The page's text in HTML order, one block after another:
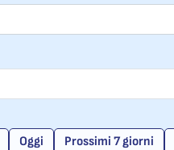
Oggi Prossimi 7 giorni